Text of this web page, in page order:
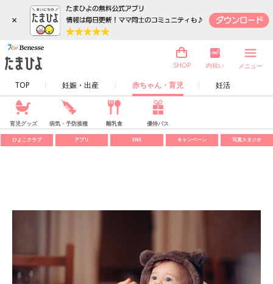
×
TOP 妊娠・出産 赤ちゃん・育児 妊活
SHOP 内祝い メニュー
育児グッズ 病気・予防接種 離乳食 優待パス
ひよこクラブ アプリ SNS キャンペーン 写真スタジオ